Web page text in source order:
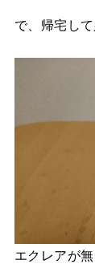
で、帰宅し
エクレアが